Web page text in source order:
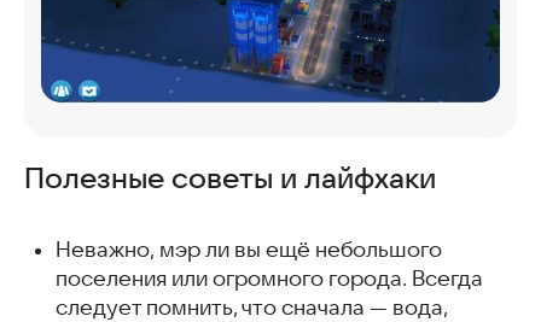
Полезные советы и лайфхаки
Неважно, мэр ли вы ещё небольшого
поселения или огромного города. Всегда
следует помнить, что сначала — вода,